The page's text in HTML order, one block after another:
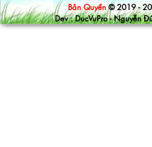
Bản Quyền © 2019 -
Dev : DucVuPro - Nguyễn